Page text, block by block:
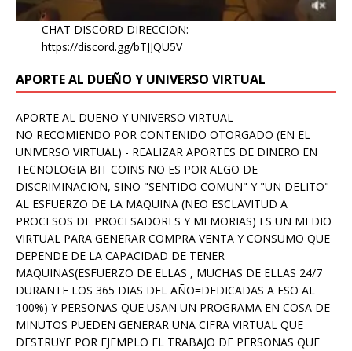
CHAT DISCORD DIRECCION:
https://discord.gg/bTJJQU5V
APORTE AL DUEÑO Y UNIVERSO VIRTUAL
APORTE AL DUEÑO Y UNIVERSO VIRTUAL
NO RECOMIENDO POR CONTENIDO OTORGADO (EN EL
UNIVERSO VIRTUAL) - REALIZAR APORTES DE DINERO EN
TECNOLOGIA BIT COINS NO ES POR ALGO DE
DISCRIMINACION, SINO "SENTIDO COMUN" Y "UN DELITO"
AL ESFUERZO DE LA MAQUINA (NEO ESCLAVITUD A
PROCESOS DE PROCESADORES Y MEMORIAS) ES UN MEDIO
VIRTUAL PARA GENERAR COMPRA VENTA Y CONSUMO QUE
DEPENDE DE LA CAPACIDAD DE TENER
MAQUINAS(ESFUERZO DE ELLAS , MUCHAS DE ELLAS 24/7
DURANTE LOS 365 DIAS DEL AÑO=DEDICADAS A ESO AL
100%) Y PERSONAS QUE USAN UN PROGRAMA EN COSA DE
MINUTOS PUEDEN GENERAR UNA CIFRA VIRTUAL QUE
DESTRUYE POR EJEMPLO EL TRABAJO DE PERSONAS QUE